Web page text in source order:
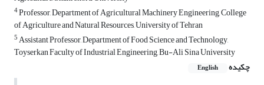
4Professor, Department of Agricultural Machinery Engineering, College
of Agriculture and Natural Resources, University of Tehran
5Assistant Professor, Department of Food Science and Technology,
Toyserkan Faculty of Industrial Engineering, Bu-Ali Sina University
چکیده
English